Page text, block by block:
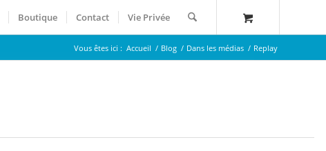
Boutique Contact Vie Privée
Vous êtes ici : Accueil / Blog / Dans les médias / Replay